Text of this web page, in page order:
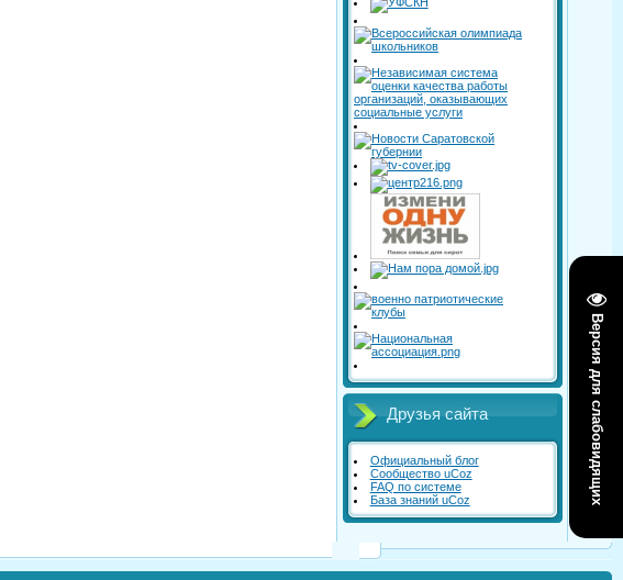
Версия для слабовидящих
Друзья сайта
Официальный блог
Сообщество uCoz
FAQ по системе
База знаний uCoz